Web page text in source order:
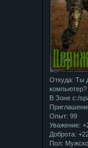
Откуда: Ты
компьютер?
В Зоне с:/
Опыт: 99
Уважение:
Доброта:
Пол: